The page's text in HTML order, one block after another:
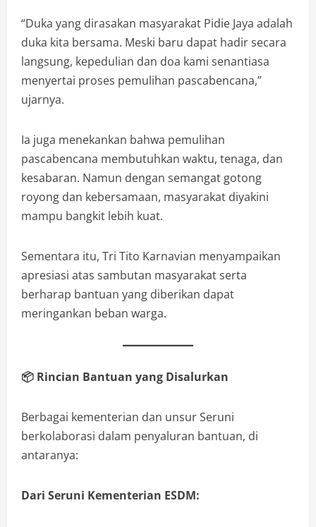
“Duka yang dirasakan masyarakat Pidie Jaya adalah
duka kita bersama. Meski baru dapat hadir secara
langsung, kepedulian dan doa kami senantiasa
menyertai proses pemulihan pascabencana,”
ujarnya.
Ia juga menekankan bahwa pemulihan
pascabencana membutuhkan waktu, tenaga, dan
kesabaran. Namun dengan semangat gotong
royong dan kebersamaan, masyarakat diyakini
mampu bangkit lebih kuat.
Sementara itu, Tri Tito Karnavian menyampaikan
apresiasi atas sambutan masyarakat serta
berharap bantuan yang diberikan dapat
meringankan beban warga.
📦 Rincian Bantuan yang Disalurkan
Berbagai kementerian dan unsur Seruni
berkolaborasi dalam penyaluran bantuan, di
antaranya:
Dari Seruni Kementerian ESDM: